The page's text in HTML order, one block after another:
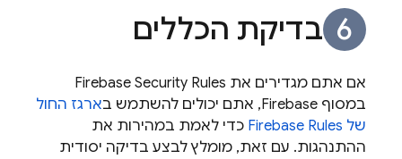
בדיקת הכללים
אם אתם מגדירים את Firebase Security Rules
במסוף Firebase, אתם יכולים להשתמש בארגז החול
של Firebase Rules
כדי לאמת במהירות את
ההתנהגות. עם זאת, מומלץ לבצע בדיקה יסודית